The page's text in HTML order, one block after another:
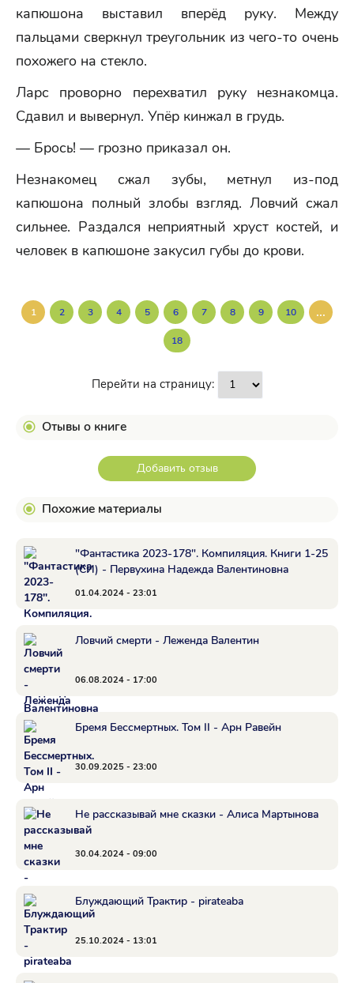
капюшона выставил вперёд руку. Между
пальцами сверкнул треугольник из чего-то очень
похожего на стекло.
Ларс проворно перехватил руку незнакомца.
Сдавил и вывернул. Упёр кинжал в грудь.
— Брось! — грозно приказал он.
Незнакомец сжал зубы, метнул из-под
капюшона полный злобы взгляд. Ловчий сжал
сильнее. Раздался неприятный хруст костей, и
человек в капюшоне закусил губы до крови.
1 2 3 4 5 6 7 8 9 10 ...
18
Перейти на страницу:
Отывы о книге
Добавить отзыв
Похожие материалы
"Фантастика 2023-178". Компиляция. Книги 1-25
(СИ) - Первухина Надежда Валентиновна
01.04.2024 - 23:01
Ловчий смерти - Леженда Валентин
06.08.2024 - 17:00
Бремя Бессмертных. Том II - Арн Равейн
30.09.2025 - 23:00
Не рассказывай мне сказки - Алиса Мартынова
30.04.2024 - 09:00
Блуждающий Трактир - pirateaba
25.10.2024 - 13:01